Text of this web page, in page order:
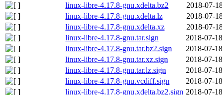
linux-libre-4.17.8-gnu.xdelta.bz2
2018-07-
linux-libre-4.17.8-gnu.xdelta.lz
2018-07-
linux-libre-4.17.8-gnu.xdelta.xz
2018-07-
linux-libre-4.17.8-gnu.tar.sign
2018-07-
linux-libre-4.17.8-gnu.tar.bz2.sign
2018-07-
linux-libre-4.17.8-gnu.tar.xz.sign
2018-07-
linux-libre-4.17.8-gnu.tar.lz.sign
2018-07-
linux-libre-4.17.8-gnu.vcdiff.sign
2018-07-
linux-libre-4.17.8-gnu.xdelta.bz2.sign 2018-07-